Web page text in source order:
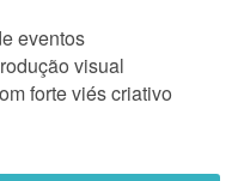
eventos
visual
forte viés criativo